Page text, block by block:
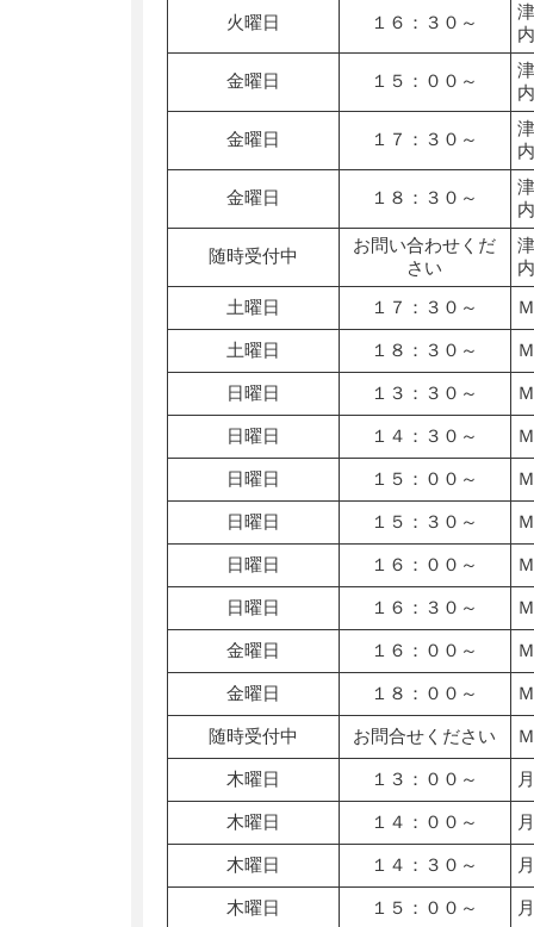
火曜日 １６：３０～
金曜日 １５：００～
金曜日 １７：３０～
金曜日 １８：３０～
随時受付中
お問い合わせくだ
さい
土曜日
１７：３０～
土曜日 １８：３０～
日曜日 １３：３０～
日曜日 １４：３０～
日曜日 １５：００～
日曜日 １５：３０～
日曜日 １６：００～
日曜日 １６：３０～
金曜日 １６：００～
金曜日 １８：００～
随時受付中 お問合せください
木曜日 １３：００～
木曜日 １４：００～
木曜日 １４：３０～
木曜日 １５：００～